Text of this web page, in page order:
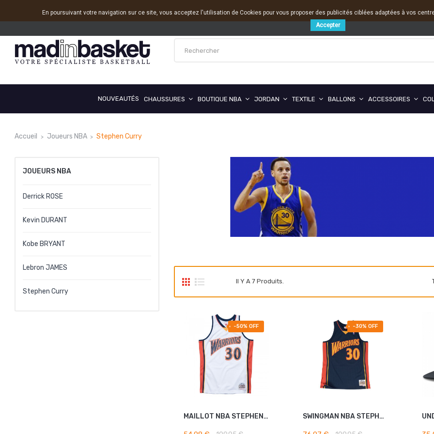
NOUVEAUTÉS CHAUSSURES BOUTIQUE NBA JORDAN TEXTILE BALLONS ACCESSOIRES
Accueil Joueurs NBA Stephen Curry
JOUEURS NBA
Derrick ROSE
Kevin DURANT
Kobe BRYANT
Lebron JAMES
Stephen Curry
Il Y A 7 Produits.
-50% OFF
MAILLOT NBA STEPHEN CURRY...
AJOUTER AU PANIER
-30% OFF
SWINGMAN NBA STEPHEN CURRY...
AJOUTER AU PANIER
En poursuivant votre navigation sur ce site, vous acceptez l'utilisation de Cookies pour vous proposer des publicités ciblées adaptées à vos
Accepter